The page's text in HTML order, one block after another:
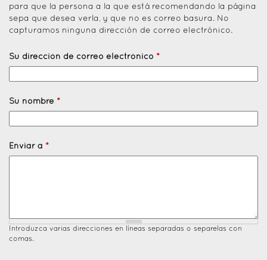
para que la persona a la que está recomendando la página
sepa que desea verla, y que no es correo basura. No
capturamos ninguna dirección de correo electrónico.
Su dirección de correo electrónico *
Su nombre *
Enviar a *
Introduzca varias direcciones en líneas separadas o separelas con
comas.